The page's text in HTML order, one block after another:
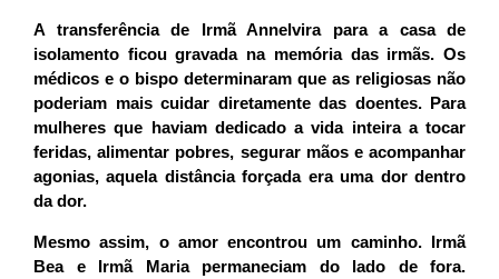
A transferência de Irmã Annelvira para a casa de
isolamento ficou gravada na memória das irmãs. Os
médicos e o bispo determinaram que as religiosas não
poderiam mais cuidar diretamente das doentes. Para
mulheres que haviam dedicado a vida inteira a tocar
feridas, alimentar pobres, segurar mãos e acompanhar
agonias, aquela distância forçada era uma dor dentro
da dor.
Mesmo assim, o amor encontrou um caminho. Irmã
Bea e Irmã Maria permaneciam do lado de fora.